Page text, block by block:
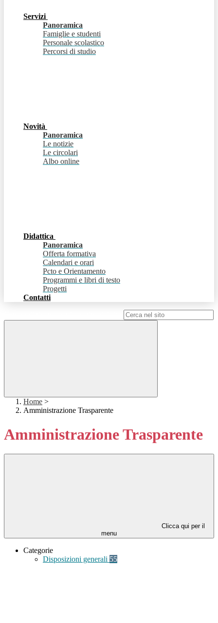
Servizi
Panoramica
Famiglie e studenti
Personale scolastico
Percorsi di studio
Novità
Panoramica
Le notizie
Le circolari
Albo online
Didattica
Panoramica
Offerta formativa
Calendari e orari
Pcto e Orientamento
Programmi e libri di testo
Progetti
Contatti
Home >
Amministrazione Trasparente
Amministrazione Trasparente
Clicca qui per il
menu
Categorie
Disposizioni generali 55